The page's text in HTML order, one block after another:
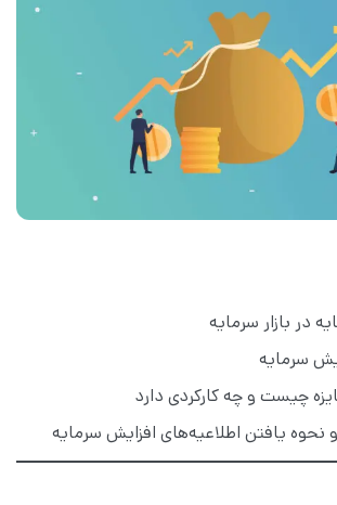
در بازار سرمایه
سرمایه
چیست و چه کارکردی دارد
یافتن اطلاعیه‌های افزایش سرمایه